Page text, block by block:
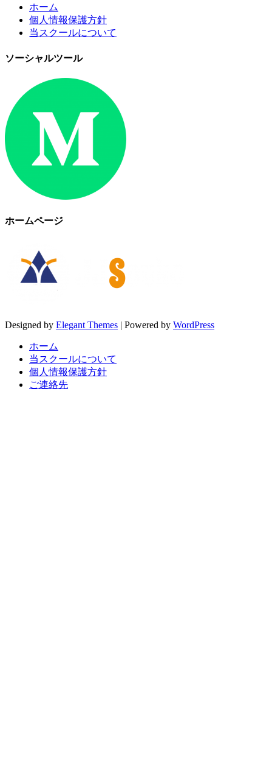
ホーム
個人情報保護方針
当スクールについて
ソーシャルツール
ホームページ
Designed by Elegant Themes | Powered by WordPress
ホーム
当スクールについて
個人情報保護方針
ご連絡先